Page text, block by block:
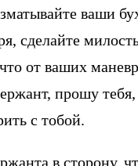
ваши
сделайте
от ваших
прошу
с тобой.
в сторону,